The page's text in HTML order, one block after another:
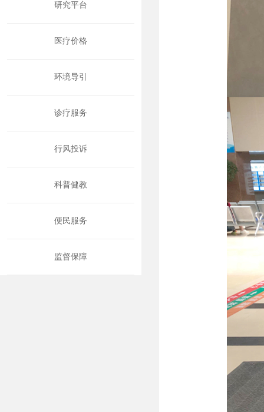
研究平台
医疗价格
环境导引
诊疗服务
行风投诉
科普健教
便民服务
监督保障